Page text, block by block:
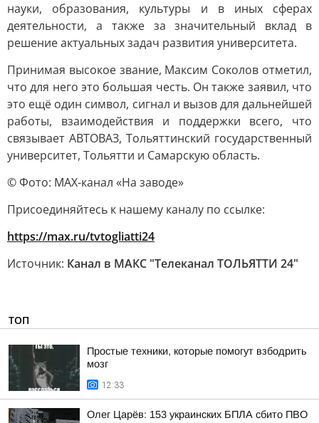
науки, образования, культуры и в иных сферах
деятельности, а также за значительный вклад в
решение актуальных задач развития университета.
Принимая высокое звание, Максим Соколов отметил,
что для него это большая честь. Он также заявил, что
это ещё один символ, сигнал и вызов для дальнейшей
работы, взаимодействия и поддержки всего, что
связывает АВТОВАЗ, Тольяттинский государственный
университет, Тольятти и Самарскую область.
© Фото: МАХ-канал «На заводе»
Присоединяйтесь к нашему каналу по ссылке:
https://max.ru/tvtogliatti24
Источник: Канал в МАКС "Телеканал ТОЛЬЯТТИ 24"
ТОП
Простые техники, которые помогут взбодрить
мозг
12:33
Олег Царёв: 153 украинских БПЛА сбито ПВО